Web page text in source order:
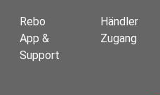
Rebo
App &
Support
Händler
Zugang